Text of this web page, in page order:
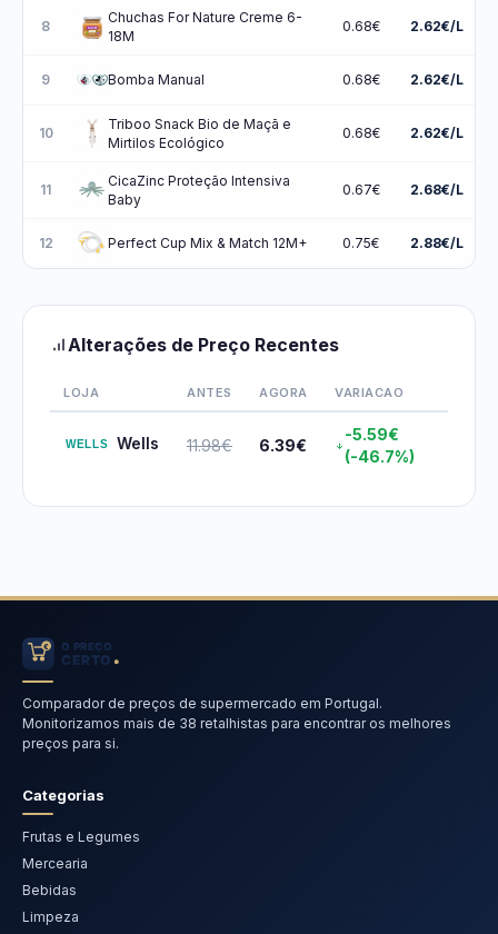
8
Chuchas For Nature Creme 6-
18M
0.68€ 2.62€/L
9 Bomba Manual 0.68€ 2.62€/L
10
Triboo Snack Bio de Maçã e
Mirtilos Ecológico
0.68€ 2.62€/L
11
CicaZinc Proteção Intensiva
Baby
0.67€ 2.68€/L
12 Perfect Cup Mix & Match 12M+ 0.75€ 2.88€/L
Alterações de Preço Recentes
LOJA ANTES AGORA VARIACAO
Wells 11.98€ 6.39€
-5.59€
(-46.7%)
Comparador de preços de supermercado em Portugal.
Monitorizamos mais de 38 retalhistas para encontrar os melhores
preços para si.
Categorias
Frutas e Legumes
Mercearia
Bebidas
Limpeza